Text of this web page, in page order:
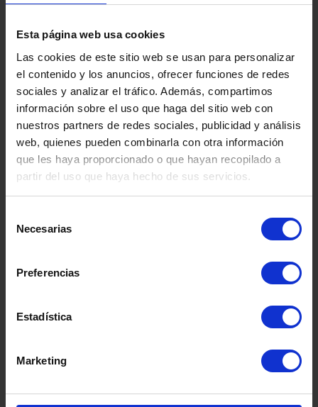
Esta página web usa cookies
Las cookies de este sitio web se usan para personalizar
el contenido y los anuncios, ofrecer funciones de redes
sociales y analizar el tráfico. Además, compartimos
información sobre el uso que haga del sitio web con
nuestros partners de redes sociales, publicidad y análisis
web, quienes pueden combinarla con otra información
que les haya proporcionado o que hayan recopilado a
partir del uso que haya hecho de sus servicios.
Necesarias
Preferencias
Estadística
Marketing
de las hambres predomina sobre las demás y nos
hace perder el equilibrio que se da entre el
conjunto de las mismas. Al igual que cuando
nuestra relación con la comida pierde armonía,
perdemos también el placer de comer, como
dice Jan Chozen en su libro.
Marinkovic, P. P., & Covarrubias, W. K. (Eds.). (2021). Guía
de supervivencia para estudiantes en Pandemia.
Ortiz Félix, R. E., Cárdenas Villarreal, V. M., Guevara Valtier,